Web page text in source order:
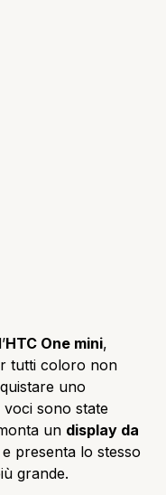
HTC One mini,
tutti coloro non
uno
sono state
un display da
e presenta lo stesso
grande.